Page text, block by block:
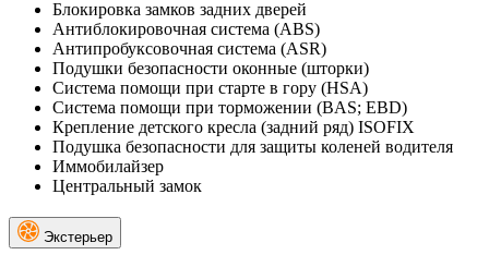
Блокировка замков задних дверей
Антиблокировочная система (ABS)
Антипробуксовочная система (ASR)
Подушки безопасности оконные (шторки)
Система помощи при старте в гору (HSA)
Система помощи при торможении (BAS; EBD)
Крепление детского кресла (задний ряд) ISOFIX
Подушка безопасности для защиты коленей водителя
Иммобилайзер
Центральный замок
Экстерьер